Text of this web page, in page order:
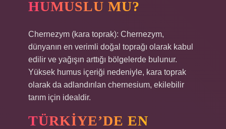
HUMUSLU MU?
Chernezym (kara toprak): Chernezym,
dünyanın en verimli doğal toprağı olarak kabul
edilir ve yağışın arttığı bölgelerde bulunur.
Yüksek humus içeriği nedeniyle, kara toprak
olarak da adlandırılan chernesium, ekilebilir
tarım için idealdir.
TÜRKIYE’DE EN